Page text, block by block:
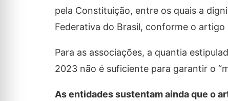
pela Constituição, entre os quais a
Federativa do Brasil, conforme o artigo
Para as associações, a quantia
2023 não é suficiente para garantir o
As entidades sustentam ainda que o